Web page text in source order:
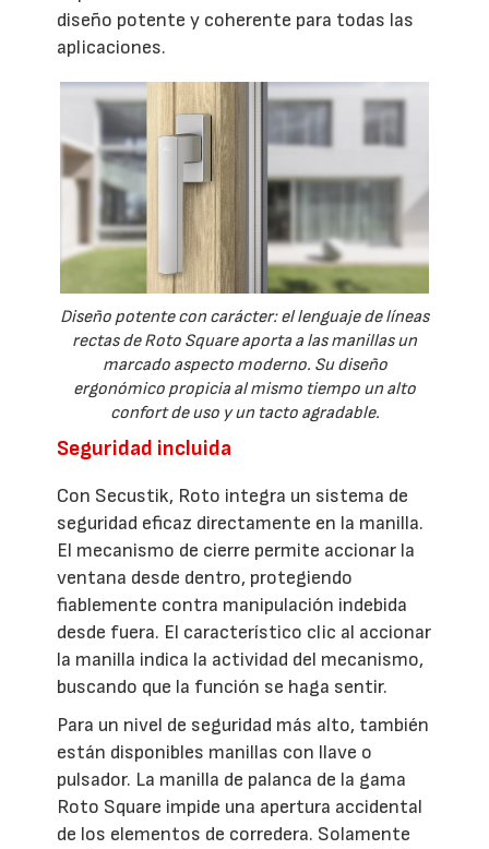
diseño potente y coherente para todas las
aplicaciones.
Diseño potente con carácter: el lenguaje de líneas
rectas de Roto Square aporta a las manillas un
marcado aspecto moderno. Su diseño
ergonómico propicia al mismo tiempo un alto
confort de uso y un tacto agradable.
Seguridad incluida
Con Secustik, Roto integra un sistema de
seguridad eficaz directamente en la manilla.
El mecanismo de cierre permite accionar la
ventana desde dentro, protegiendo
fiablemente contra manipulación indebida
desde fuera. El característico clic al accionar
la manilla indica la actividad del mecanismo,
buscando que la función se haga sentir.
Para un nivel de seguridad más alto, también
están disponibles manillas con llave o
pulsador. La manilla de palanca de la gama
Roto Square impide una apertura accidental
de los elementos de corredera. Solamente